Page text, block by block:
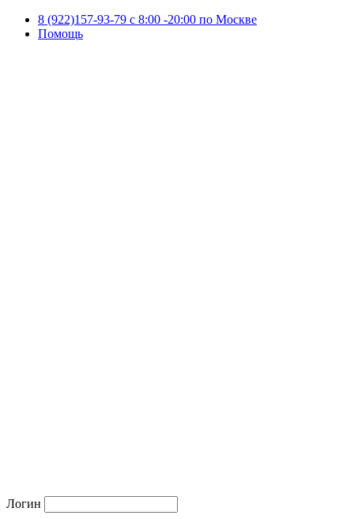
8 (922)157-93-79 c 8:00 -20:00 по Москве
Помощь
Логин